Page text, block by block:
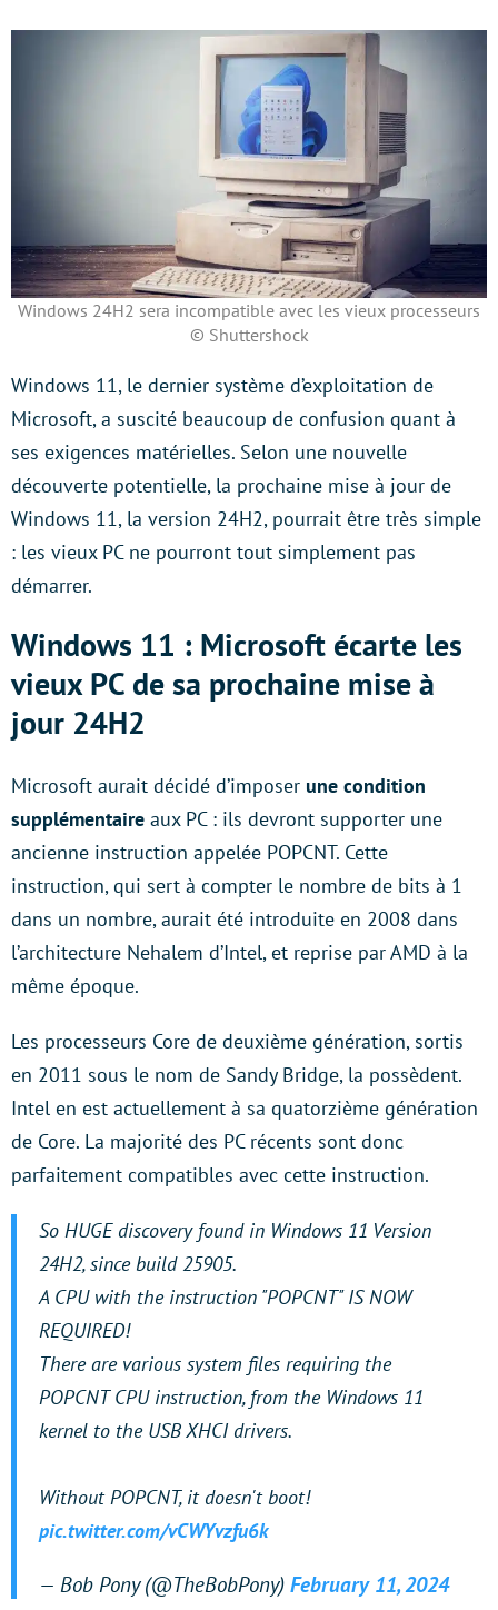
Windows 24H2 sera incompatible avec les vieux processeurs
© Shuttershock
Windows 11, le dernier système d’exploitation de
Microsoft, a suscité beaucoup de confusion quant à
ses exigences matérielles. Selon une nouvelle
découverte potentielle, la prochaine mise à jour de
Windows 11, la version 24H2, pourrait être très simple
: les vieux PC ne pourront tout simplement pas
démarrer.
Windows 11 : Microsoft écarte les
vieux PC de sa prochaine mise à
jour 24H2
Microsoft aurait décidé d’imposer une condition
supplémentaire aux PC : ils devront supporter une
ancienne instruction appelée POPCNT. Cette
instruction, qui sert à compter le nombre de bits à 1
dans un nombre, aurait été introduite en 2008 dans
l’architecture Nehalem d’Intel, et reprise par AMD à la
même époque.
Les processeurs Core de deuxième génération, sortis
en 2011 sous le nom de Sandy Bridge, la possèdent.
Intel en est actuellement à sa quatorzième génération
de Core. La majorité des PC récents sont donc
parfaitement compatibles avec cette instruction.
So HUGE discovery found in Windows 11 Version
24H2, since build 25905.
A CPU with the instruction "POPCNT" IS NOW
REQUIRED!
There are various system files requiring the
POPCNT CPU instruction, from the Windows 11
kernel to the USB XHCI drivers.
Without POPCNT, it doesn't boot!
pic.twitter.com/vCWYvzfu6k
— Bob Pony (@TheBobPony) February 11, 2024